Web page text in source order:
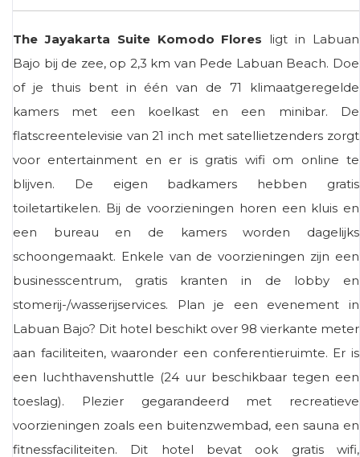
The Jayakarta Suite Komodo Flores ligt in Labuan
Bajo bij de zee, op 2,3 km van Pede Labuan Beach. Doe
of je thuis bent in één van de 71 klimaatgeregelde
kamers met een koelkast en een minibar. De
flatscreentelevisie van 21 inch met satellietzenders zorgt
voor entertainment en er is gratis wifi om online te
blijven. De eigen badkamers hebben gratis
toiletartikelen. Bij de voorzieningen horen een kluis en
een bureau en de kamers worden dagelijks
schoongemaakt. Enkele van de voorzieningen zijn een
businesscentrum, gratis kranten in de lobby en
stomerij-/wasserijservices. Plan je een evenement in
Labuan Bajo? Dit hotel beschikt over 98 vierkante meter
aan faciliteiten, waaronder een conferentieruimte. Er is
een luchthavenshuttle (24 uur beschikbaar tegen een
toeslag). Plezier gegarandeerd met recreatieve
voorzieningen zoals een buitenzwembad, een sauna en
fitnessfaciliteiten. Dit hotel bevat ook gratis wifi,